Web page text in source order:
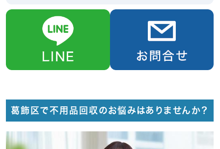
葛飾区で不用品回収のお悩みはありませんか？